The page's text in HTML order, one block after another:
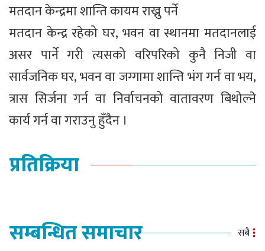
मतदान केन्द्रमा शान्ति कायम राख्नु पर्ने
मतदान केन्द्र रहेको घर, भवन वा स्थानमा मतदानलाई
असर पार्ने गरी त्यसको वरिपरिको कुनै निजी वा
सार्वजनिक घर, भवन वा जग्गामा शान्ति भंग गर्न वा भय,
त्रास सिर्जना गर्न वा निर्वाचनको वातावरण बिथोल्ने
कार्य गर्न वा गराउनु हुँदैन ।
प्रतिक्रिया
सम्बन्धित समाचार सबै